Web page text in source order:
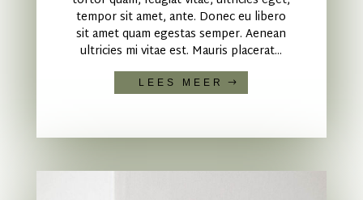
tempor sit amet, ante. Donec eu libero
sit amet quam egestas semper. Aenean
ultricies mi vitae est. Mauris placerat...
LEES MEER